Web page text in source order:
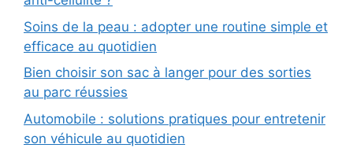
Soins de la peau : adopter une routine simple et
efficace au quotidien
Bien choisir son sac à langer pour des sorties
au parc réussies
Automobile : solutions pratiques pour entretenir
son véhicule au quotidien